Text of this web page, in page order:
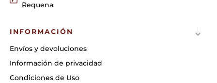
Requena
INFORMACIÓN
Envíos y devoluciones
Información de privacidad
Condiciones de Uso